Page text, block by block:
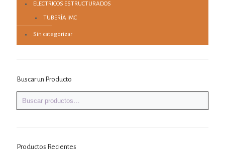
ELECTRICOS ESTRUCTURADOS
TUBERÍA IMC
Sin categorizar
Buscar un Producto
Productos Recientes